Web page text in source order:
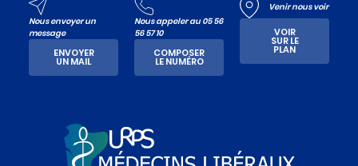
Nous envoyer un
message
ENVOYER
UN MAIL
Nous appeler au 05 56
56 57 10
COMPOSER
LE NUMÉRO
Venir nous voir
VOIR
SUR LE
PLAN